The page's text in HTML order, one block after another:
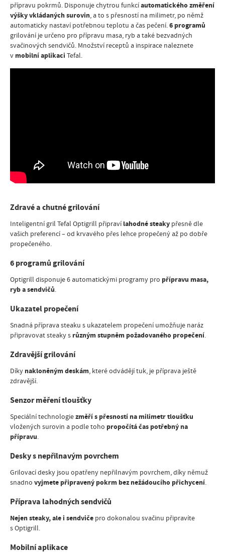
přípravu pokrmů. Disponuje chytrou funkcíautomatického změření
výšky vkládaných surovin, a to s přesností na milimetr, po němž
automaticky nastaví potřebnou teplotu a čas pečení.6 programů
grilování je určeno pro přípravu masa, ryb a také bezvadných
svačinových sendvičů. Množství receptů a inspirace naleznete
v mobilní aplikaci Tefal.
Zdravé a chutné grilování
Inteligentní gril Tefal Optigrill připraví lahodné steaky přesně dle
vašich preferencí – od krvavého přes lehce propečený až po dobře
propečeného.
6 programů grilování
Optigrill disponuje 6 automatickými programy pro přípravu masa,
ryb a sendvičů.
Ukazatel propečení
Snadná příprava steaku s ukazatelem propečení umožňuje naráz
připravovat steaky s různým stupněm požadovaného propečení.
Zdravější grilování
Díky nakloněným deskám, které odvádějí tuk, je příprava ještě
zdravější.
Senzor měření tloušťky
Speciální technologiezměří s přesností na milimetr tloušťku
vložených surovin a podle toho propočítá čas potřebný na
přípravu.
Desky s nepřilnavým povrchem
Grilovací desky jsou opatřeny nepřilnavým povrchem, díky němuž
snadno vyjmete připravený pokrm bez nežádoucího přichycení.
Příprava lahodných sendvičů
Nejen steaky, ale i sendviče pro dokonalou svačinu připravíte
s Optigrill.
Mobilní aplikace